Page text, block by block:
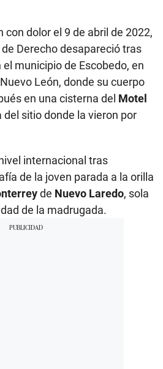
con dolor el 9 de abril de 2022,
Derecho desapareció tras
municipio de Escobedo, en
León, donde su cuerpo
en una cisterna del Motel
del sitio donde la vieron por
internacional tras
de la joven parada a la orilla
de Nuevo Laredo, sola
de la madrugada.